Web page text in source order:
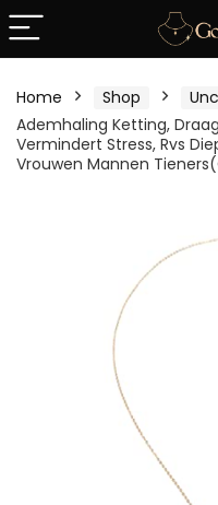
Home Shop
Ademhaling Ketting,
Vermindert Stress, Rvs
Vrouwen Mannen